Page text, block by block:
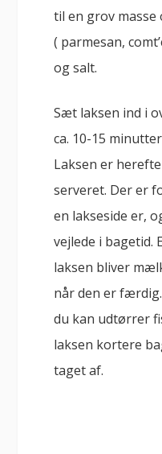
til en grov
( parmesan,
og salt.
Sæt laksen ind i
ca. 10-15
Laksen er
serveret. Der er
en lakseside er,
vejlede i bagetid.
laksen bliver
når den er
du kan udtørrer
laksen kortere
taget af.